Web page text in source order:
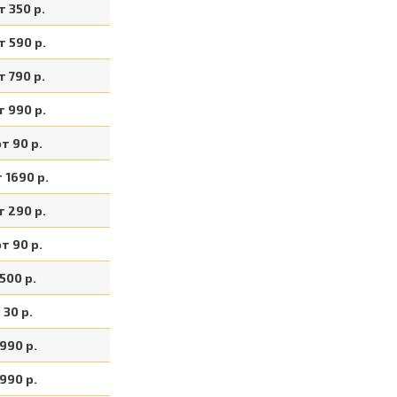
350 р.
590 р.
790 р.
990 р.
90 р.
1690 р.
290 р.
90 р.
500 р.
30 р.
990 р.
990 р.